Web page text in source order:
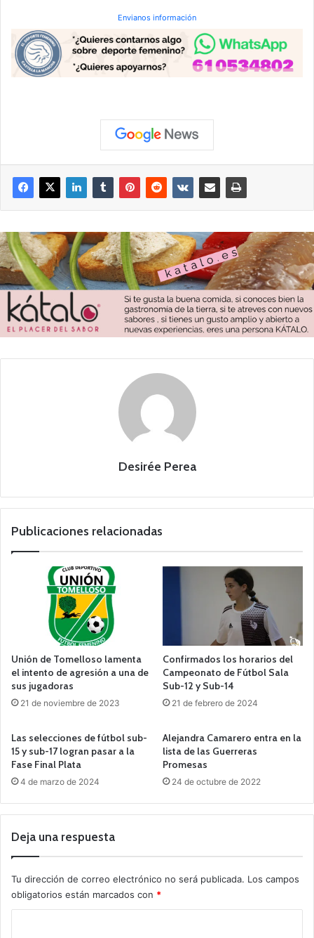
Envianos información
Desirée Perea
Publicaciones relacionadas
Unión de Tomelloso lamenta
el intento de agresión a una de
sus jugadoras
21 de noviembre de 2023
Confirmados los horarios del
Campeonato de Fútbol Sala
Sub-12 y Sub-14
21 de febrero de 2024
Las selecciones de fútbol sub-
15 y sub-17 logran pasar a la
Fase Final Plata
4 de marzo de 2024
Alejandra Camarero entra en la
lista de las Guerreras
Promesas
24 de octubre de 2022
Deja una respuesta
Tu dirección de correo electrónico no será publicada. Los campos
obligatorios están marcados con *